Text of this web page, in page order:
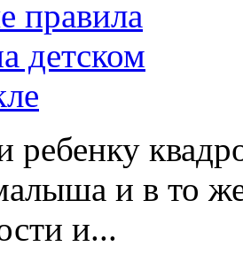
ребенку
и в то
и...